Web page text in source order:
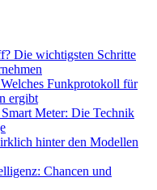
Die wichtigsten Schritte
Funkprotokoll für
ergibt
Meter: Die Technik
hinter den Modellen
Chancen und